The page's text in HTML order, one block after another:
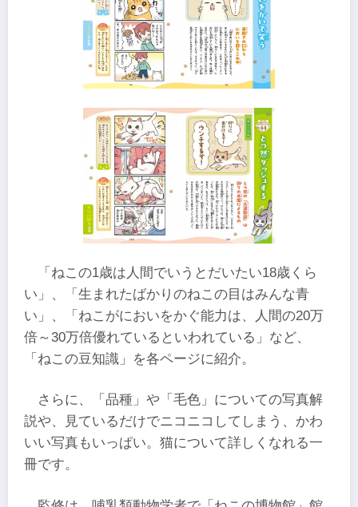
「ねこの1歳は人間でいうとだいたい18歳くら
い」、「生まれたばかりのねこの目はみんな青
い」、「ねこがにおいをかぐ能力は、人間の20万
倍～30万倍優れているといわれている」など、
「ねこの豆知識」を各ページに紹介。
さらに、「品種」や「毛色」についての写真解
説や、見ているだけでニコニコしてしまう、かわ
いい写真もいっぱい。猫について詳しくなれる一
冊です。